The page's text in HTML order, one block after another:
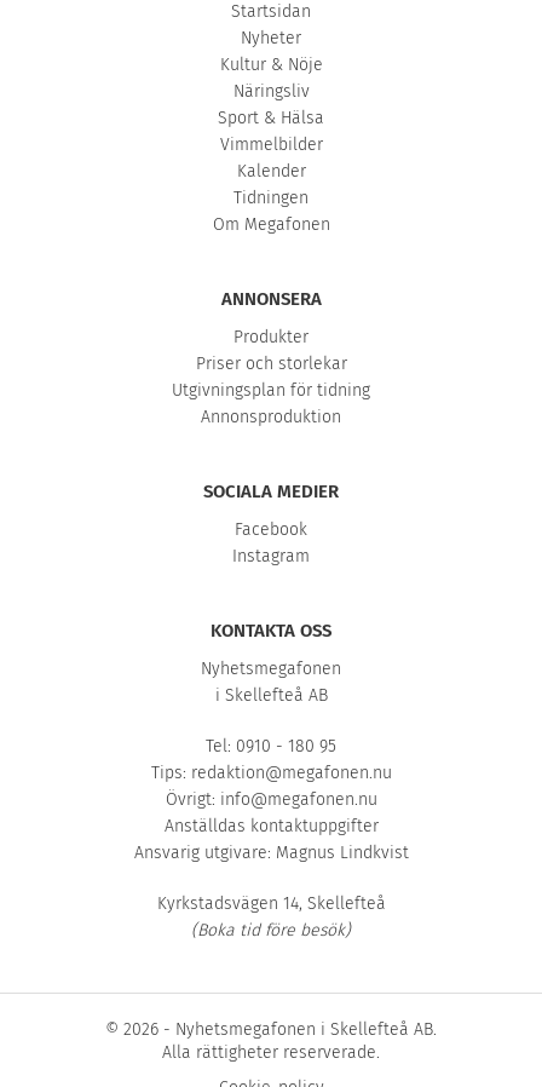
Startsidan
Nyheter
Kultur & Nöje
Näringsliv
Sport & Hälsa
Vimmelbilder
Kalender
Tidningen
Om Megafonen
ANNONSERA
Produkter
Priser och storlekar
Utgivningsplan för tidning
Annonsproduktion
SOCIALA MEDIER
Facebook
Instagram
KONTAKTA OSS
Nyhetsmegafonen
i Skellefteå AB
Tel: 0910 - 180 95
Tips: redaktion@megafonen.nu
Övrigt: info@megafonen.nu
Anställdas kontaktuppgifter
Ansvarig utgivare: Magnus Lindkvist
Kyrkstadsvägen 14, Skellefteå
(Boka tid före besök)
© 2026 - Nyhetsmegafonen i Skellefteå AB.
Alla rättigheter reserverade.